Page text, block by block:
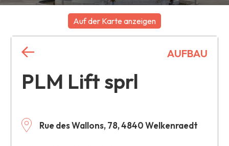
Auf der Karte anzeigen
PLM Lift sprl
Rue des Wallons, 78, 4840 Welkenraedt
AUFBAU
+
−